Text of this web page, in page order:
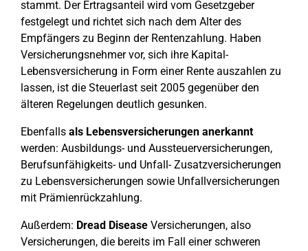
stammt. Der Ertragsanteil wird vom Gesetzgeber
festgelegt und richtet sich nach dem Alter des
Empfängers zu Beginn der Rentenzahlung. Haben
Versicherungsnehmer vor, sich ihre Kapital-
Lebensversicherung in Form einer Rente auszahlen zu
lassen, ist die Steuerlast seit 2005 gegenüber den
älteren Regelungen deutlich gesunken.
Ebenfalls als Lebensversicherungen anerkannt
werden: Ausbildungs- und Aussteuerversicherungen,
Berufsunfähigkeits- und Unfall- Zusatzversicherungen
zu Lebensversicherungen sowie Unfallversicherungen
mit Prämienrückzahlung.
Außerdem: Dread Disease Versicherungen, also
Versicherungen, die bereits im Fall einer schweren